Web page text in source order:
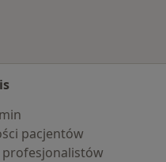
pacjentów